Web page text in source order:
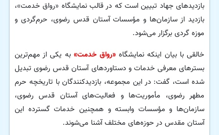
بازدیدهای جهاد تبیین است که در قالب نمایشگاه «رواق خدمت»،
بازدید از سازمان‌ها و مؤسسات آستان قدس رضوی، حرم‌گردی و
موزه گردی برگزار می‌شود.
خالقی با بیان اینکه نمایشگاه «رواق خدمت»به یکی از مهم‌ترین
بسترهای معرفی خدمات و دستاوردهای آستان قدس رضوی تبدیل
شده است، گفت: در این مجموعه، بازدیدکنندگان با تاریخچه حرم
مطهر رضوی، مأموریت‌ها و فعالیت‌های آستان قدس رضوی،
سازمان‌ها و مؤسسات وابسته و همچنین خدمات گسترده این
آستان مقدس در حوزه‌های مختلف آشنا می‌شوند.